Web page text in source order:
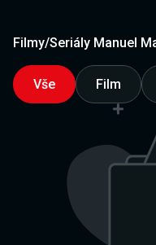
Filmy/Seriály Manuel
Vše Film